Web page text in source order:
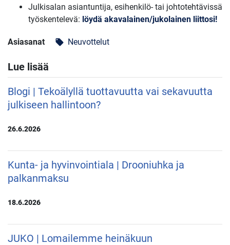
Julkisalan asiantuntija, esihenkilö- tai johtotehtävissä
työskentelevä: löydä akavalainen/jukolainen liittosi!
Asiasanat local_offer Neuvottelut
Lue lisää
Blogi | Tekoälyllä tuottavuutta vai sekavuutta
julkiseen hallintoon?
26.6.2026
Kunta- ja hyvinvointiala | Drooniuhka ja
palkanmaksu
18.6.2026
JUKO | Lomailemme heinäkuun